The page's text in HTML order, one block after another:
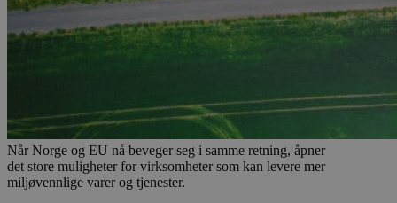
Når Norge og EU nå beveger seg i samme retning, åpner
det store muligheter for virksomheter som kan levere mer
miljøvennlige varer og tjenester.